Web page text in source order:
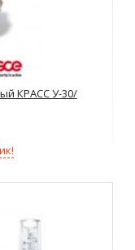
КРАСС У-30/